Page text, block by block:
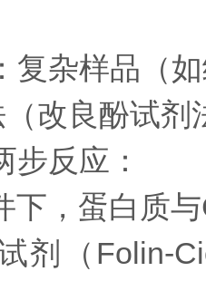
复杂样品（
改良酚试剂
步反应：
下，蛋白质
剂（Folin-